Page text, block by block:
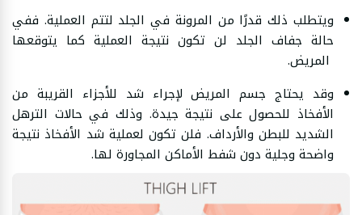
ويتطلب ذلك قدرًا من المرونة في الجلد لتتم العملية. ففي
حالة جفاف الجلد لن تكون نتيجة العملية كما يتوقعها
المريض.
وقد يحتاج جسم المريض لإجراء شد للأجزاء القريبة من
الأفخاذ للحصول على نتيجة جيدة. وذلك في حالات الترهل
الشديد للبطن والأرداف. فلن تكون لعملية شد الأفخاذ نتيجة
واضحة وجلية دون شفط الأماكن المجاورة لها.